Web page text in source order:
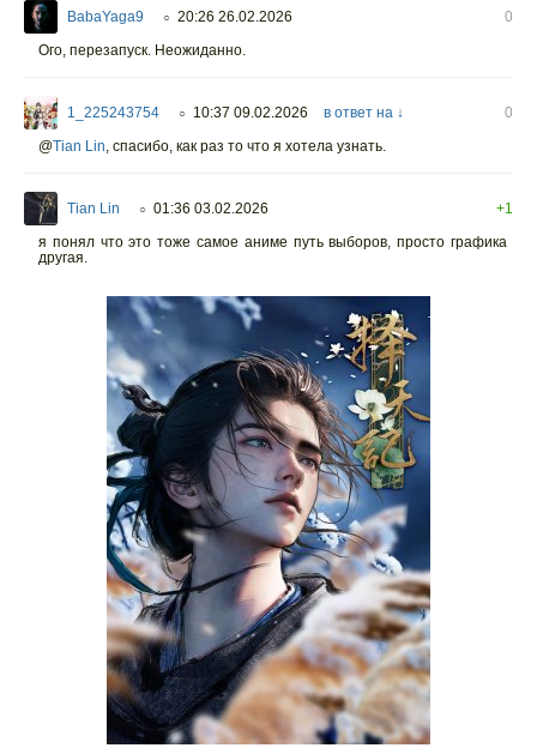
BabaYaga9 ○ 20:26 26.02.2026
0
Ого, перезапуск. Неожиданно.
1_225243754 ○ 10:37 09.02.2026 в ответ на ↓
0
@Tian Lin, спасибо, как раз то что я хотела узнать.
Tian Lin ○ 01:36 03.02.2026
+1
я понял что это тоже самое аниме путь выборов, просто графика
другая.